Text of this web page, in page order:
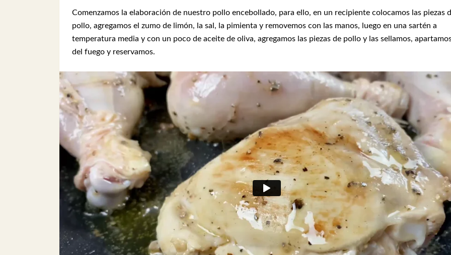
Comenzamos la elaboración de nuestro pollo encebollado, para ello, en un recipiente colocamos las piezas
pollo, agregamos el zumo de limón, la sal, la pimienta y removemos con las manos, luego en una sartén a
temperatura media y con un poco de aceite de oliva, agregamos las piezas de pollo y las sellamos,
del fuego y reservamos.